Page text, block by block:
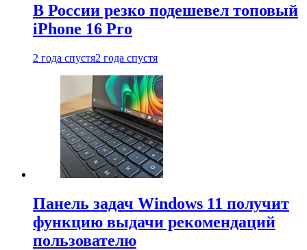
В России резко подешевел топовый
iPhone 16 Pro
2 года спустя2 года спустя
Панель задач Windows 11 получит
функцию выдачи рекомендаций
пользователю